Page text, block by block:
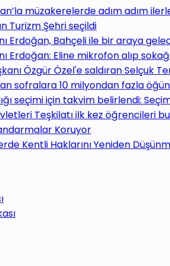
müzakerelerde adım adım
Turizm Şehri seçildi
Erdoğan, Bahçeli ile bir araya
Erdoğan: Eline mikrofon alıp
Özgür Özel'e saldıran Selçuk
sofralara 10 milyondan fazla öğün
seçimi için takvim belirlendi:
Teşkilatı ilk kez öğrencileri
Koruyor
Kentli Haklarını Yeniden